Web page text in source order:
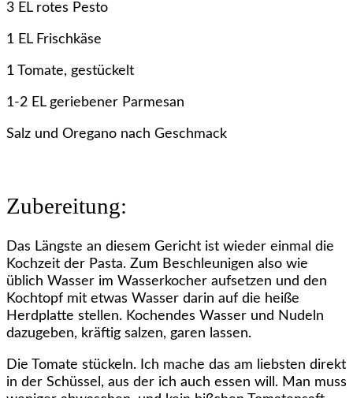
3 EL rotes Pesto
1 EL Frischkäse
1 Tomate, gestückelt
1-2 EL geriebener Parmesan
Salz und Oregano nach Geschmack
Zubereitung:
Das Längste an diesem Gericht ist wieder einmal die
Kochzeit der Pasta. Zum Beschleunigen also wie
üblich Wasser im Wasserkocher aufsetzen und den
Kochtopf mit etwas Wasser darin auf die heiße
Herdplatte stellen. Kochendes Wasser und Nudeln
dazugeben, kräftig salzen, garen lassen.
Die Tomate stückeln. Ich mache das am liebsten direkt
in der Schüssel, aus der ich auch essen will. Man muss